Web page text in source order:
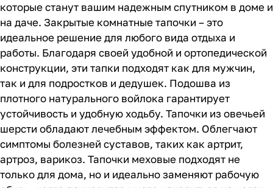
которые станут вашим надежным спутником в доме и
на даче. Закрытые комнатные тапочки – это
идеальное решение для любого вида отдыха и
работы. Благодаря своей удобной и ортопедической
конструкции, эти тапки подходят как для мужчин,
так и для подростков и дедушек. Подошва из
плотного натурального войлока гарантирует
устойчивость и удобную ходьбу. Тапочки из овечьей
шерсти обладают лечебным эффектом. Облегчают
симптомы болезней суставов, таких как артрит,
артроз, варикоз. Тапочки меховые подходят не
только для дома, но и идеально заменяют рабочую